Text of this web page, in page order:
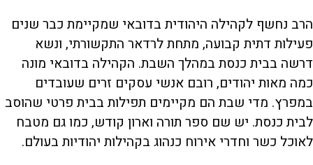
הרב נחשף לקהילה היהודית בדובאי שמקיימת כבר שנים
פעילות דתית קבועה, מתחת לרדאר התקשורתי, ונשא
דרשה בבית כנסת במהלך השבת. הקהילה בדובאי מונה
כמה מאות יהודים, רובם אנשי עסקים זרים שעובדים
במפרץ. מדי שבת הם מקיימים תפילות בבית פרטי שהוסב
לבית כנסת. יש שם ספר תורה וארון קודש, כמו גם מטבח
לאוכל כשר וחדרי אירוח כנהוג בקהילות יהודיות בעולם.